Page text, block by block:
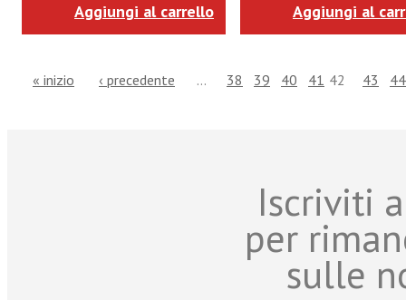
Aggiungi al carrello Aggiungi al
« inizio ‹ precedente … 38 39 40 41 42 43 44
Iscriviti
per
sulle